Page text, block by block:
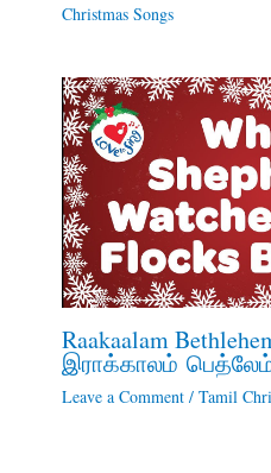
Christmas Songs
Raakaalam
இராக்காலம்
Leave a Comment / Tamil